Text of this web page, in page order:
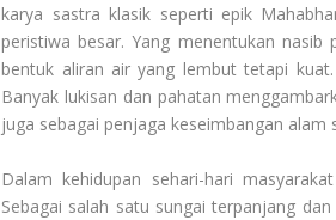
karya sastra klasik seperti epik
peristiwa besar. Yang menentukan
bentuk aliran air yang lembut tetapi
Banyak lukisan dan pahatan
juga sebagai penjaga keseimbangan alam
Dalam kehidupan sehari-hari
Sebagai salah satu sungai terpanjang